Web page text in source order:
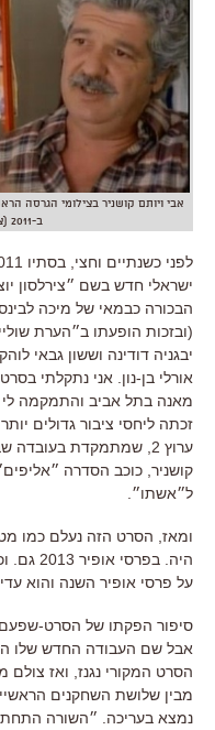
אבי ויותם קושניר בצילומי הגרסה
ב-2011 (צילום: חדשות ערוץ 2)
לפני כשנתיים וחצי, בסתיו 2011,
ישראלי חדש בשם ״צירלסון
הבכורה כבמאי של מיכה
(ובזכות הופעתו ב״הערת
יבגניה דודינה וששון גבאי
אורלי בן-נון. אני נתקלתי
מאנה בתל אביב והתמקמה
זכתה ליחסי ציבור גדולים
ערוץ 2, שמתמקדת
קושניר, כוכב הסדרה
ל״אשתו״.
היה.
על פרסי אופיר השנה והוא
סיפור הפקתו של הסרט-שפעם-
אבל שם העבודה החדש שלו
הסרט המקורי נגנז, ואז צולם
מבין שלושת השחקנים
נמצא בעריכה. ״השורה